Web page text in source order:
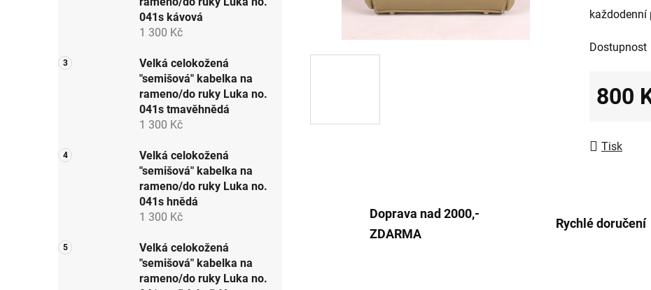
e
041s kávová
1 300 Kč
Velká celokožená
"semišová" kabelka na
rameno/do ruky Luka no.
041s tmavěhnědá
1 300 Kč
Velká celokožená
"semišová" kabelka na
rameno/do ruky Luka no.
041s hnědá
1 300 Kč
Velká celokožená
"semišová" kabelka na
rameno/do ruky Luka no.
0,0
5
každodenní
Dostupnost
800
Tisk
Doprava nad 2000,-
ZDARMA
Rychlé doručení